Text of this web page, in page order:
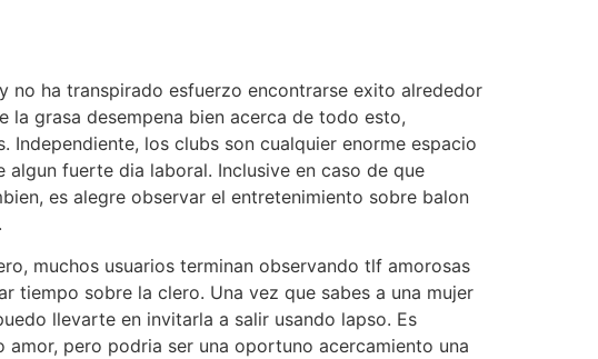
no ha transpirado esfuerzo encontrarse exito alrededor
grasa desempena bien acerca de todo esto,
los clubs son cualquier enorme espacio
fuerte dia laboral. Inclusive en caso de que
es alegre observar el entretenimiento sobre balon
muchos usuarios terminan observando tlf amorosas
tiempo sobre la clero. Una vez que sabes a una mujer
llevarte en invitarla a salir usando lapso. Es
pero podria ser una oportuno acercamiento una